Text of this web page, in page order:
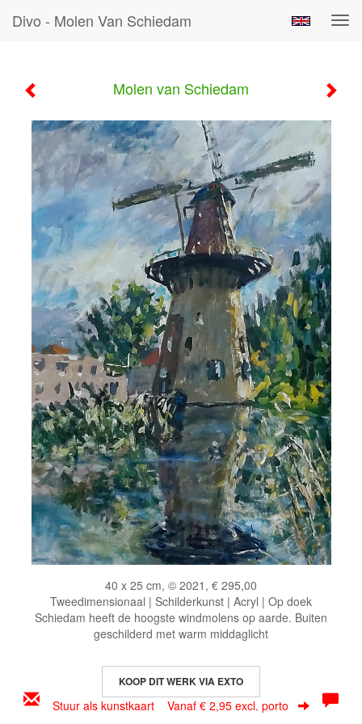
Divo - Molen Van Schiedam
Molen van Schiedam
40 x 25 cm, © 2021, € 295,00
Tweedimensionaal | Schilderkunst | Acryl | Op doek
Schiedam heeft de hoogste windmolens op aarde. Buiten
geschilderd met warm middaglicht
KOOP DIT WERK VIA EXTO
Stuur als kunstkaart Vanaf € 2,95 excl. porto